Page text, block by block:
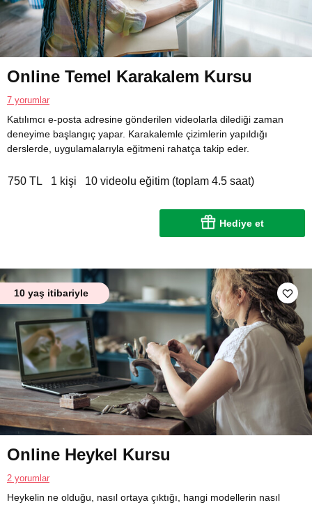
Online Temel Karakalem Kursu
7 yorumlar
Katılımcı e-posta adresine gönderilen videolarla dilediği zaman
deneyime başlangıç yapar. Karakalemle çizimlerin yapıldığı
derslerde, uygulamalarıyla eğitmeni rahatça takip eder.
750 TL 1 kişi 10 videolu eğitim (toplam 4.5 saat)
Hediye et
10 yaş itibariyle
Online Heykel Kursu
2 yorumlar
Heykelin ne olduğu, nasıl ortaya çıktığı, hangi modellerin nasıl